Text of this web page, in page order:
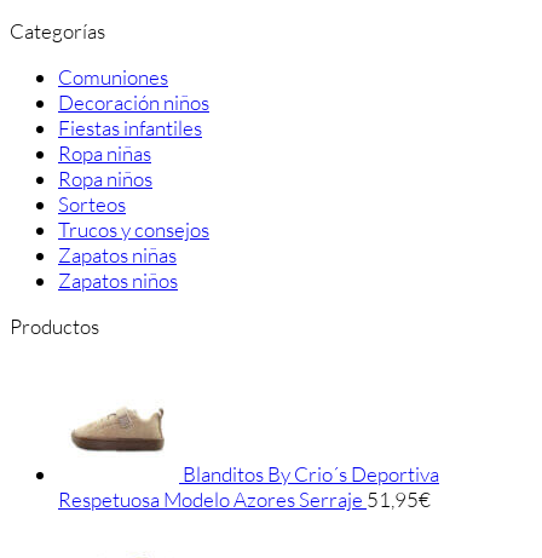
Categorías
Comuniones
Decoración niños
Fiestas infantiles
Ropa niñas
Ropa niños
Sorteos
Trucos y consejos
Zapatos niñas
Zapatos niños
Productos
Blanditos By Crio´s Deportiva
Respetuosa Modelo Azores Serraje 51,95€